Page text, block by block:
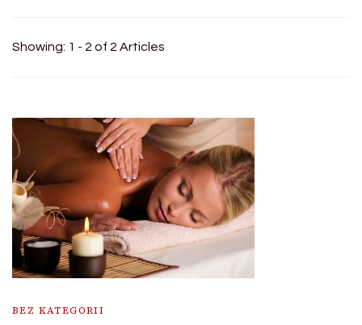
Showing: 1 - 2 of 2 Articles
BEZ KATEGORII